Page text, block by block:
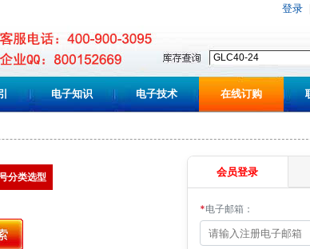
登录
电子知识 电子技术 在线订购
分类选型 会员登录
*电子邮箱：